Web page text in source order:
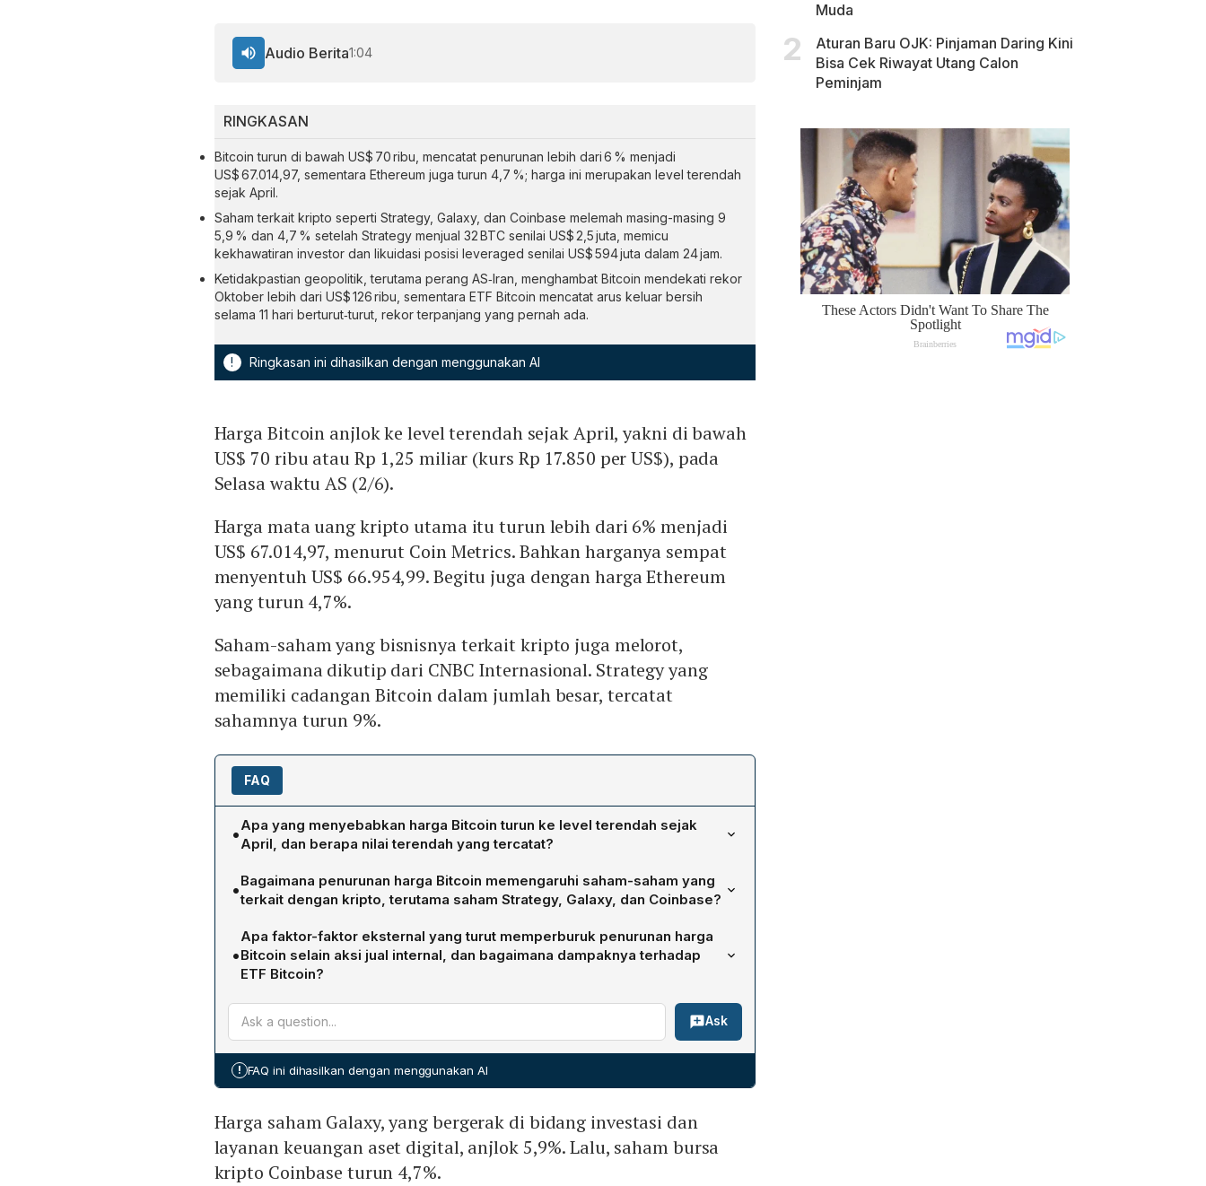
RINGKASAN
Bitcoin turun di bawah US$ 70 ribu, mencatat penurunan lebih dari 6 % menjadi
US$ 67.014,97, sementara Ethereum juga turun 4,7 %; harga ini merupakan level terendah
sejak April.
Saham terkait kripto seperti Strategy, Galaxy, dan Coinbase melemah masing-masing 9
5,9 % dan 4,7 % setelah Strategy menjual 32 BTC senilai US$ 2,5 juta, memicu
kekhawatiran investor dan likuidasi posisi leveraged senilai US$ 594 juta dalam 24 jam.
Ketidakpastian geopolitik, terutama perang AS‑Iran, menghambat Bitcoin mendekati rekor
Oktober lebih dari US$ 126 ribu, sementara ETF Bitcoin mencatat arus keluar bersih
selama 11 hari berturut‑turut, rekor terpanjang yang pernah ada.
! Ringkasan ini dihasilkan dengan menggunakan AI
Audio Berita1:04
Harga Bitcoin anjlok ke level terendah sejak April, yakni di bawah
US$ 70 ribu atau Rp 1,25 miliar (kurs Rp 17.850 per US$), pada
Selasa waktu AS (2/6).
Harga mata uang kripto utama itu turun lebih dari 6% menjadi
US$ 67.014,97, menurut Coin Metrics. Bahkan harganya sempat
menyentuh US$ 66.954,99. Begitu juga dengan harga Ethereum
yang turun 4,7%.
Saham-saham yang bisnisnya terkait kripto juga melorot,
sebagaimana dikutip dari CNBC Internasional. Strategy yang
memiliki cadangan Bitcoin dalam jumlah besar, tercatat
sahamnya turun 9%.
FAQ
•Apa yang menyebabkan harga Bitcoin turun ke level terendah sejak
April, dan berapa nilai terendah yang tercatat?
Harga Bitcoin anjlok lebih dari 6% pada Selasa waktu AS, mencapai US$ 67.014,97
dan sempat menyentuh US$ 66.954,99, yang merupakan level terendah sejak April.
Penurunan dipicu oleh penjualan pertama Strategy sejak 2022, sebanyak 32 Bitcoin
senilai US$ 2,5 juta, serta aksi jual massal trader berleverage yang memaksa bursa
kripto melakukan likuidasi aset jaminan, menambah tekanan jual di pasar.
•Bagaimana penurunan harga Bitcoin memengaruhi saham-saham yang
terkait dengan kripto, terutama saham Strategy, Galaxy, dan Coinbase?
Saham-saham terkait kripto mengalami penurunan signifikan. Saham Strategy, yang
memiliki cadangan Bitcoin lebih dari 843 ribu BTC, turun 9% setelah perusahaan
menjual 32 Bitcoin. Saham Galaxy, penyedia investasi dan layanan keuangan aset
Penurunan ini mencerminkan kekhawatiran investor terhadap volatilitas Bitcoin dan
potensi likuidasi yang lebih luas di pasar kripto.
•
Apa faktor-faktor eksternal yang turut memperburuk penurunan harga
Bitcoin selain aksi jual internal, dan bagaimana dampaknya terhadap
ETF Bitcoin?
Selain aksi jual internal, ketidakpastian geopolitik, khususnya perang antara AS dan
Iran, menambah tekanan bearish pada Bitcoin. Kondisi ini membuat investor ragu
akan prospek jangka pendek, mengakibatkan arus keluar bersih pada ETF Bitcoin
SoSoValue. Kombinasi faktor geopolitik dan likuidasi besar memperdalam
rekor Oktober di atas US$ 126 ribu.
Ask
! FAQ ini dihasilkan dengan menggunakan AI
Harga saham Galaxy, yang bergerak di bidang investasi dan
layanan keuangan aset digital, anjlok 5,9%. Lalu, saham bursa
kripto Coinbase turun 4,7%.
Muda
Aturan Baru OJK: Pinjaman Daring Kini
Bisa Cek Riwayat Utang Calon
Peminjam